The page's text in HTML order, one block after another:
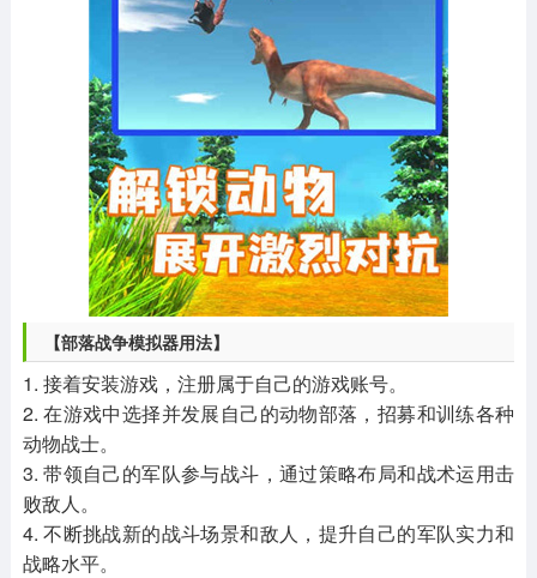
【部落战争模拟器用法】
1. 接着安装游戏，注册属于自己的游戏账号。
2. 在游戏中选择并发展自己的动物部落，招募和训练各种
动物战士。
3. 带领自己的军队参与战斗，通过策略布局和战术运用击
败敌人。
4. 不断挑战新的战斗场景和敌人，提升自己的军队实力和
战略水平。